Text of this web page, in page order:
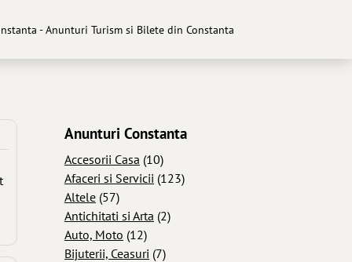
- Anunturi Turism si Bilete din Constanta
Anunturi Constanta
Accesorii Casa (10)
Afaceri si Servicii (123)
Altele (57)
Antichitati si Arta (2)
Auto, Moto (12)
Bijuterii, Ceasuri (7)